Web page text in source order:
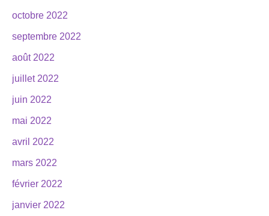
octobre 2022
septembre 2022
août 2022
juillet 2022
juin 2022
mai 2022
avril 2022
mars 2022
février 2022
janvier 2022